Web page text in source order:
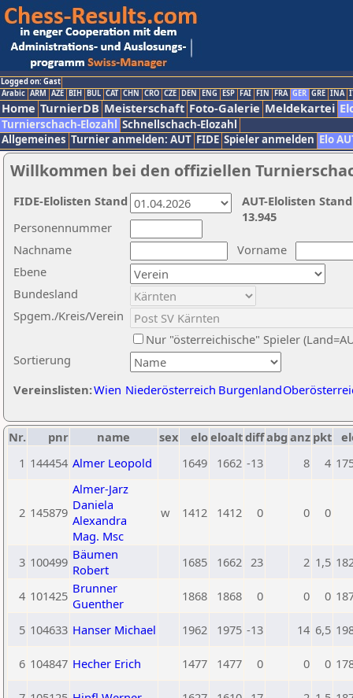
Logged on: Gast
Arabic ARM AZE BIH BUL CAT CHN CRO CZE DEN ENG ESP FAI FIN FRA GER GRE INA
Home TurnierDB Meisterschaft Foto-Galerie Meldekartei
Turnierschach-Elozahl Schnellschach-Elozahl
Allgemeines Turnier anmelden: AUT FIDE Spieler anmelden Elo
Willkommen bei den offiziellen
Nachname
Vorname
Ebene
Sortierung
Personennummer
Bundesland
Spgem./Kreis/Verein
Nur "österreichische" Spieler
Vereinslisten:Wien Niederösterreich Burgenland
AUT-Elolisten
13.945
FIDE-Elolisten Stand
Nr. pnr name sex eloeloaltdiffabg anz pkt
1 144454 Almer Leopold 1649 1662 -13 8 4
2 145879
Almer-Jarz
Daniela
Alexandra
Mag. Msc
w 1412 1412 0 0 0
3 100499 Bäumen
Robert
1685 1662 23 2 1,5
4 101425 Brunner
Guenther
1868 1868 0 0 0
5 104633 Hanser Michael 1962 1975 -13 14 6,5
6 104847 Hecher Erich 1477 1477 0 0 0